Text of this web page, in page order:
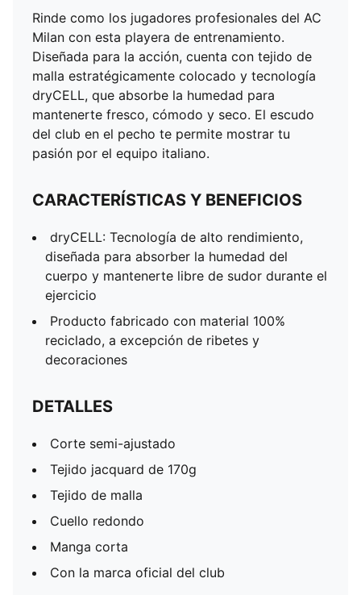
excepción de ribetes y decoraciones
DETALLES
Corte semi-ajustado
Tejido jacquard de 170g
Tejido de malla
Cuello redondo
Manga corta
Con la marca oficial del club
Rinde como los jugadores profesionales del AC
Milan con esta playera de entrenamiento.
Diseñada para la acción, cuenta con tejido de
malla estratégicamente colocado y tecnología
dryCELL, que absorbe la humedad para
mantenerte fresco, cómodo y seco. El escudo
del club en el pecho te permite mostrar tu
pasión por el equipo italiano.
CARACTERÍSTICAS Y BENEFICIOS
dryCELL: Tecnología de alto rendimiento,
diseñada para absorber la humedad del
cuerpo y mantenerte libre de sudor durante el
ejercicio
Producto fabricado con material 100%
reciclado, a excepción de ribetes y
decoraciones
DETALLES
Corte semi-ajustado
Tejido jacquard de 170g
Tejido de malla
Cuello redondo
Manga corta
Con la marca oficial del club